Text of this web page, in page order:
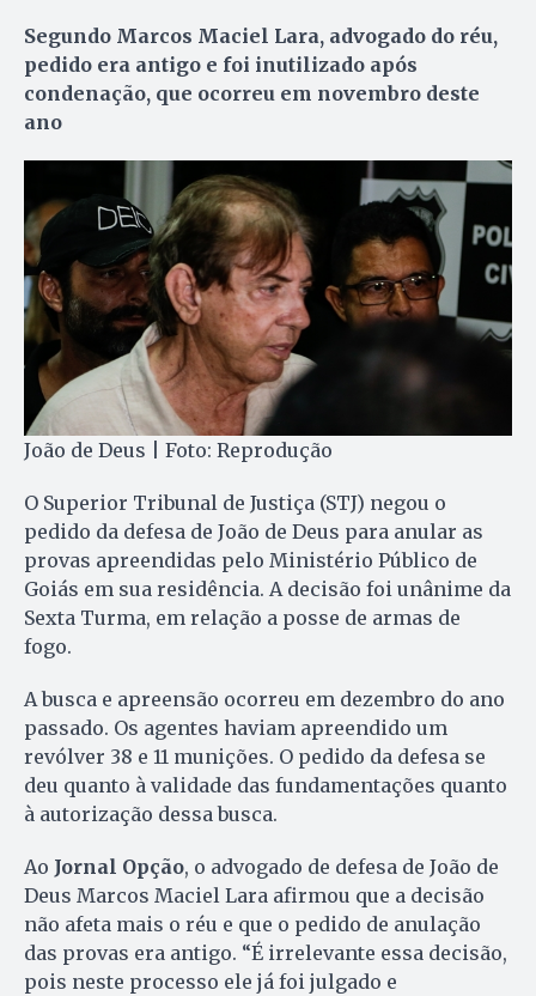
Segundo Marcos Maciel Lara, advogado do réu,
pedido era antigo e foi inutilizado após
condenação, que ocorreu em novembro deste
ano
João de Deus | Foto: Reprodução
O Superior Tribunal de Justiça (STJ) negou o
pedido da defesa de João de Deus para anular as
provas apreendidas pelo Ministério Público de
Goiás em sua residência. A decisão foi unânime da
Sexta Turma, em relação a posse de armas de
fogo.
A busca e apreensão ocorreu em dezembro do ano
passado. Os agentes haviam apreendido um
revólver 38 e 11 munições. O pedido da defesa se
deu quanto à validade das fundamentações quanto
à autorização dessa busca.
Ao Jornal Opção, o advogado de defesa de João de
Deus Marcos Maciel Lara afirmou que a decisão
não afeta mais o réu e que o pedido de anulação
das provas era antigo. “É irrelevante essa decisão,
pois neste processo ele já foi julgado e